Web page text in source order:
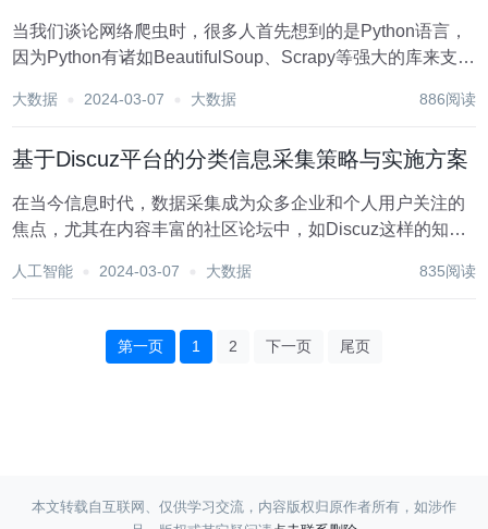
当我们谈论网络爬虫时，很多人首先想到的是Python语言，
因为Python有诸如BeautifulSoup、Scrapy等强大的库来支持
不能用来写爬虫。实际上，PHP也是一种完全可以用来编写
大数据 2024-03-07 大数据 886阅读
基于Discuz平台的分类信息采集策略与实施方案
在当今信息时代，数据采集成为众多企业和个人用户关注的
焦点，尤其在内容丰富的社区论坛中，如Discuz这样的知名
采集这些分类信息，不仅可以助力于市场分析、舆情监控，
人工智能 2024-03-07 大数据 835阅读
第一页 1 2 下一页 尾页
本文转载自互联网、仅供学习交流，内容版权归原作者所有，如涉作